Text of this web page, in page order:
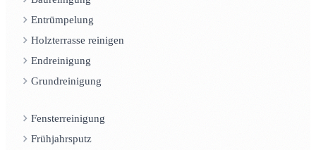
Entrümpelung
Holzterrasse reinigen
Endreinigung
Grundreinigung
Fensterreinigung
Frühjahrsputz